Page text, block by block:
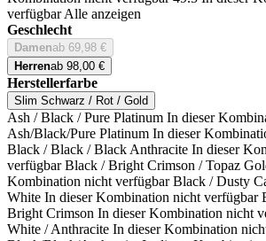
verfügbar Alle anzeigen
Geschlecht
Damenab 69,98 €
Herrenab 98,00 €
Herstellerfarbe
Slim Schwarz / Rot / Gold
Ash / Black / Pure Platinum In dieser
Ash/Black/Pure Platinum In dieser
Black / Black / Black Anthracite In dieser
verfügbar Black / Bright Crimson / Topaz
Kombination nicht verfügbar Black / Dusty
White In dieser Kombination nicht verfügbar
Bright Crimson In dieser Kombination nicht
White / Anthracite In dieser Kombination